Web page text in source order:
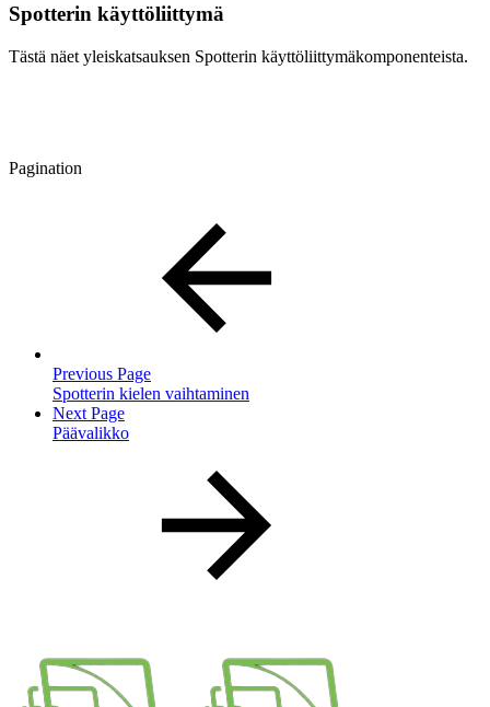
Spotterin käyttöliittymä
Tästä näet yleiskatsauksen Spotterin käyttöliittymäkomponenteista.
Pagination
Previous Page
Spotterin kielen vaihtaminen
Next Page
Päävalikko